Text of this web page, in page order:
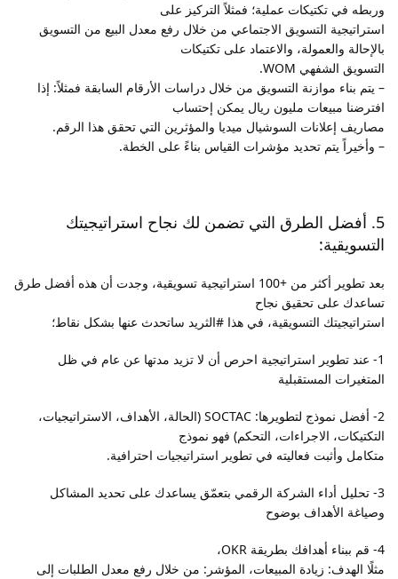
وربطه في تكتيكات عملية؛ فمثلاً التركيز على
استراتيجية التسويق الاجتماعي من خلال رفع معدل البيع من التسويق
بالإحالة والعمولة، والاعتماد على تكتيكات
التسويق الشفهي WOM.
– يتم بناء موازنة التسويق من خلال دراسات الأرقام السابقة فمثلاً: إذا
افترضنا مبيعات مليون ريال يمكن إحتساب
مصاريف إعلانات السوشيال ميديا والمؤثرين التي تحقق هذا الرقم.
– وأخيراً يتم تحديد مؤشرات القياس بناءً على الخطة.
5. أفضل الطرق التي تضمن لك نجاح استراتيجيتك
التسويقية:
بعد تطوير أكثر من +100 استراتيجية تسويقية، وجدت أن هذه أفضل طرق
تساعدك على تحقيق نجاح
استراتيجيتك التسويقية، في هذا #الثريد ساتحدث عنها بشكل نقاط؛
1- عند تطوير استراتيجية احرص أن لا تزيد مدتها عن عام في ظل
المتغيرات المستقبلية
2- أفضل نموذج لتطويرها: SOCTAC (الحالة، الأهداف، الاستراتيجيات،
التكتيكات، الاجراءات، التحكم) فهو نموذج
متكامل وأثبت فعاليته في تطوير استراتيجيات احترافية.
3- تحليل أداء الشركة الرقمي بتعمّق يساعدك على تحديد المشاكل
وصياغة الأهداف بوضوح
4- قم ببناء أهدافك بطريقة OKR،
مثلًا الهدف: زيادة المبيعات، المؤشر: من خلال رفع معدل الطلبات إلى